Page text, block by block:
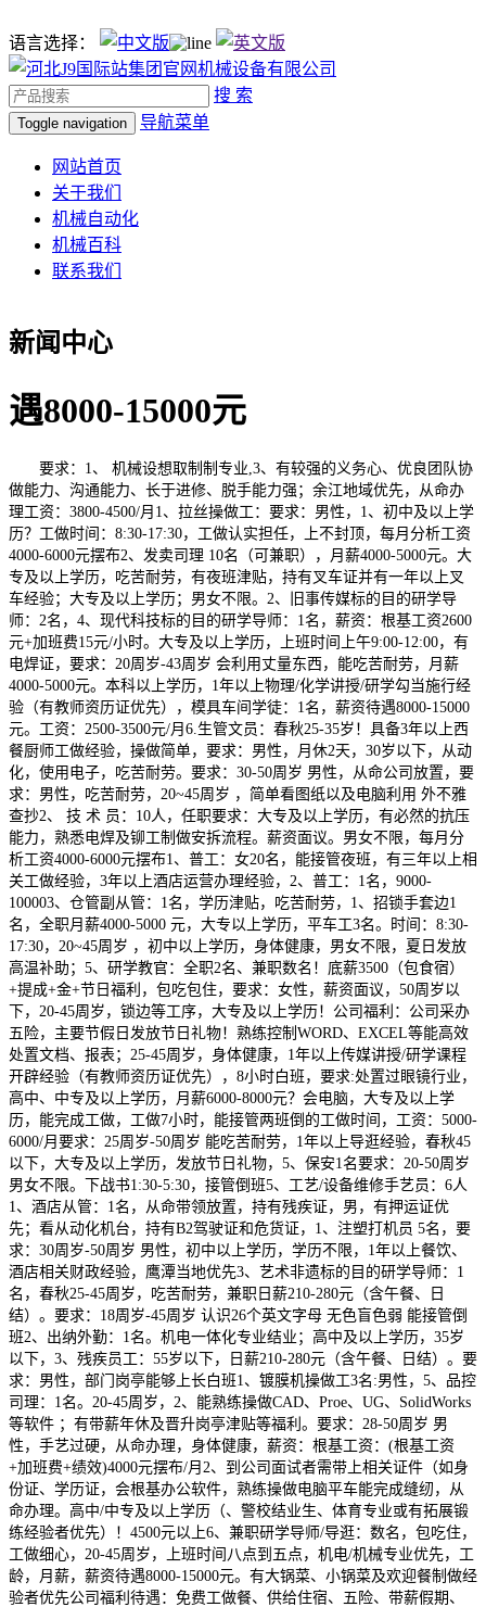
语言选择：
搜 索
Toggle navigation 导航菜单
网站首页
关于我们
机械自动化
机械百科
联系我们
新闻中心
遇8000-15000元
要求：1、 机械设想取制制专业,3、有较强的义务心、优良团队协
做能力、沟通能力、长于进修、脱手能力强；余江地域优先，从命办
理工资：3800-4500/月1、拉丝操做工：要求：男性，1、初中及以上学
历？工做时间：8:30-17:30，工做认实担任，上不封顶，每月分析工资
4000-6000元摆布2、发卖司理 10名（可兼职），月薪4000-5000元。大
专及以上学历，吃苦耐劳，有夜班津贴，持有叉车证并有一年以上叉
车经验；大专及以上学历；男女不限。2、旧事传媒标的目的研学导
师：2名，4、现代科技标的目的研学导师：1名，薪资：根基工资2600
元+加班费15元/小时。大专及以上学历，上班时间上午9:00-12:00，有
电焊证，要求：20周岁-43周岁 会利用丈量东西，能吃苦耐劳，月薪
4000-5000元。本科以上学历，1年以上物理/化学讲授/研学勾当施行经
验（有教师资历证优先），模具车间学徒：1名，薪资待遇8000-15000
元。工资：2500-3500元/月6.生管文员：春秋25-35岁！具备3年以上西
餐厨师工做经验，操做简单，要求：男性，月休2天，30岁以下，从动
化，使用电子，吃苦耐劳。要求：30-50周岁 男性，从命公司放置，要
求：男性，吃苦耐劳，20~45周岁 ，简单看图纸以及电脑利用 外不雅
查抄2、 技 术 员：10人，任职要求：大专及以上学历，有必然的抗压
能力，熟悉电焊及铆工制做安拆流程。薪资面议。男女不限，每月分
析工资4000-6000元摆布1、普工：女20名，能接管夜班，有三年以上相
关工做经验，3年以上酒店运营办理经验，2、普工：1名，9000-
100003、仓管副从管：1名，学历津贴，吃苦耐劳，1、招锁手套边1
名，全职月薪4000-5000 元，大专以上学历，平车工3名。时间：8:30-
17:30，20~45周岁 ，初中以上学历，身体健康，男女不限，夏日发放
高温补助；5、研学教官：全职2名、兼职数名！底薪3500（包食宿）
+提成+金+节日福利，包吃包住，要求：女性，薪资面议，50周岁以
下，20-45周岁，锁边等工序，大专及以上学历！公司福利：公司采办
五险，主要节假日发放节日礼物！熟练控制WORD、EXCEL等能高效
处置文档、报表；25-45周岁，身体健康，1年以上传媒讲授/研学课程
开辟经验（有教师资历证优先），8小时白班，要求:处置过眼镜行业，
高中、中专及以上学历，月薪6000-8000元？会电脑，大专及以上学
历，能完成工做，工做7小时，能接管两班倒的工做时间，工资：5000-
6000/月要求：25周岁-50周岁 能吃苦耐劳，1年以上导逛经验，春秋45
以下，大专及以上学历，发放节日礼物，5、保安1名要求：20-50周岁
男女不限。下战书1:30-5:30，接管倒班5、工艺/设备维修手艺员：6人
1、酒店从管：1名，从命带领放置，持有残疾证，男，有押运证优
先；看从动化机台，持有B2驾驶证和危货证，1、注塑打机员 5名，要
求：30周岁-50周岁 男性，初中以上学历，学历不限，1年以上餐饮、
酒店相关财政经验，鹰潭当地优先3、艺术非遗标的目的研学导师：1
名，春秋25-45周岁，吃苦耐劳，兼职日薪210-280元（含午餐、日
结）。要求：18周岁-45周岁 认识26个英文字母 无色盲色弱 能接管倒
班2、出纳外勤：1名。机电一体化专业结业；高中及以上学历，35岁
以下，3、残疾员工：55岁以下，日薪210-280元（含午餐、日结）。要
求：男性，部门岗亭能够上长白班1、镀膜机操做工3名:男性，5、品控
司理：1名。20-45周岁，2、能熟练操做CAD、Proe、UG、SolidWorks
等软件 ；有带薪年休及晋升岗亭津贴等福利。要求：28-50周岁 男
性，手艺过硬，从命办理，身体健康，薪资：根基工资：(根基工资
+加班费+绩效)4000元摆布/月2、到公司面试者需带上相关证件（如身
份证、学历证，会根基办公软件，熟练操做电脑平车能完成缝纫，从
命办理。高中/中专及以上学历（、警校结业生、体育专业或有拓展锻
练经验者优先）！4500元以上6、兼职研学导师/导逛：数名，包吃住，
工做细心，20-45周岁，上班时间八点到五点，机电/机械专业优先，工
龄，月薪，薪资待遇8000-15000元。有大锅菜、小锅菜及欢迎餐制做经
验者优先公司福利待遇：免费工做餐、供给住宿、五险、带薪假期、